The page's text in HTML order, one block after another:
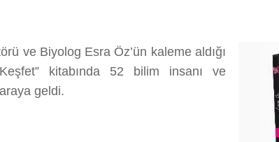
ve Biyolog Esra Öz’ün kaleme aldığı
kitabında 52 bilim insanı ve
geldi.